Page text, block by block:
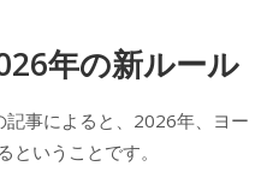
年の新ルール
記事によると、2026年、ヨー
ということです。